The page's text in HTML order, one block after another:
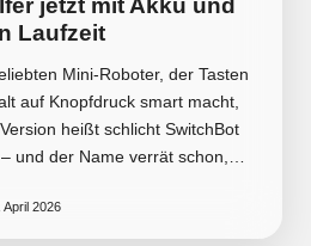
Laufzeit
Mini-Roboter, der Tasten
auf Knopfdruck smart macht,
heißt schlicht SwitchBot
und der Name verrät schon,…
April 2026